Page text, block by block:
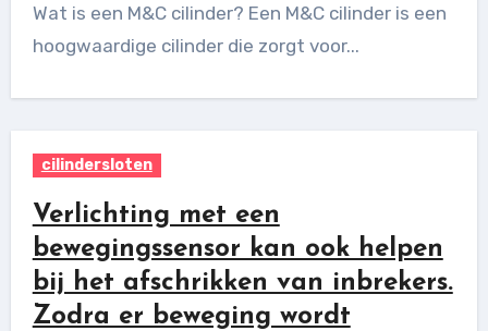
Wat is een M&C cilinder? Een M&C cilinder is een
hoogwaardige cilinder die zorgt voor...
cilindersloten
Verlichting met een
bewegingssensor kan ook helpen
bij het afschrikken van inbrekers.
Zodra er beweging wordt